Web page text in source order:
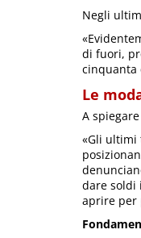
Negli
di fuori,
cinquanta
Le
A
«Gli ultimi
dare soldi
aprire per